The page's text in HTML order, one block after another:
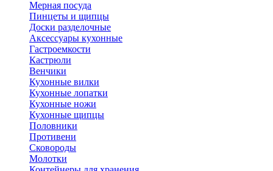
Мерная посуда
Пинцеты и щипцы
Доски разделочные
Аксессуары кухонные
Гастроемкости
Кастрюли
Венчики
Кухонные вилки
Кухонные лопатки
Кухонные ножи
Кухонные щипцы
Половники
Противени
Сковороды
Молотки